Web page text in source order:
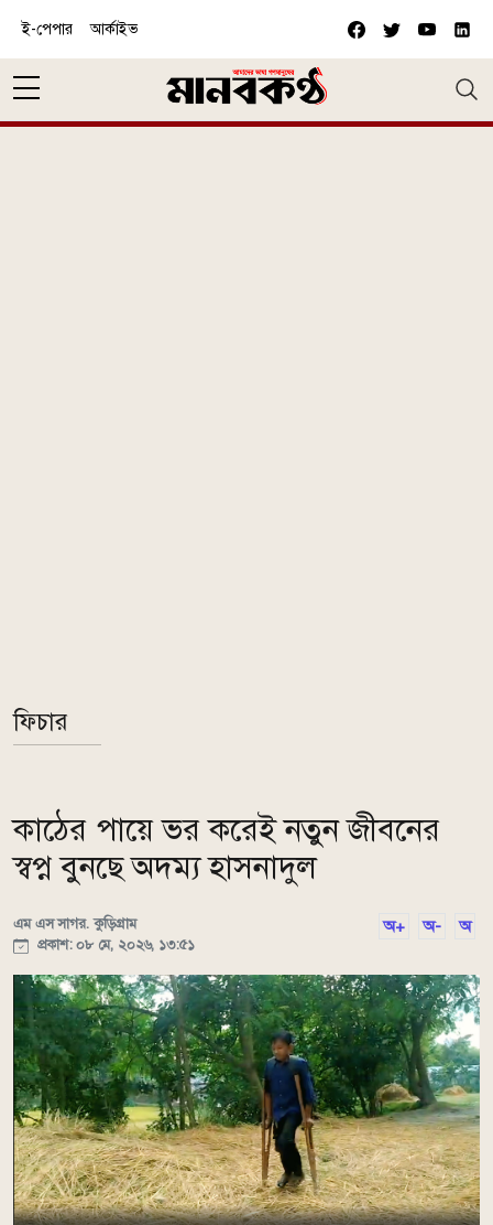
ই-পেপার আর্কাইভ
ফিচার
কাঠের পায়ে ভর করেই নতুন জীবনের
স্বপ্ন বুনছে অদম্য হাসনাদুল
এম এস সাগর. কুড়িগ্রাম
প্রকাশ: ০৮ মে, ২০২৬, ১৩:৫১
অ+ অ- অ